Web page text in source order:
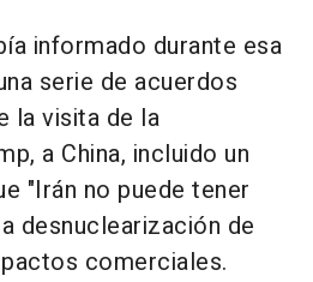
informado durante esa
serie de acuerdos
la visita de la
a China, incluido un
"Irán no puede tener
desnuclearización de
comerciales.